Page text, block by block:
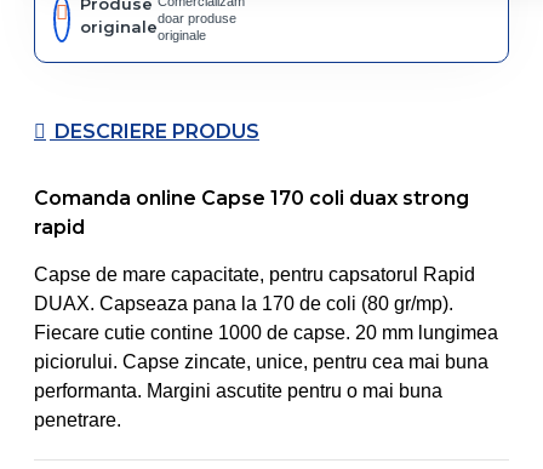
originaledoar produse
originale
DESCRIERE PRODUS
Comanda online Capse 170 coli duax strong
rapid
Capse de mare capacitate, pentru capsatorul Rapid
DUAX. Capseaza pana la 170 de coli (80 gr/mp).
Fiecare cutie contine 1000 de capse. 20 mm lungimea
piciorului. Capse zincate, unice, pentru cea mai buna
performanta. Margini ascutite pentru o mai buna
penetrare.